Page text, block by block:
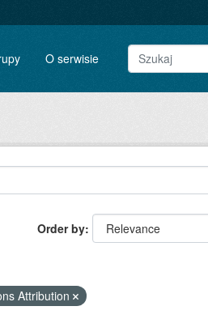
O serwisie
Order by
Attribution